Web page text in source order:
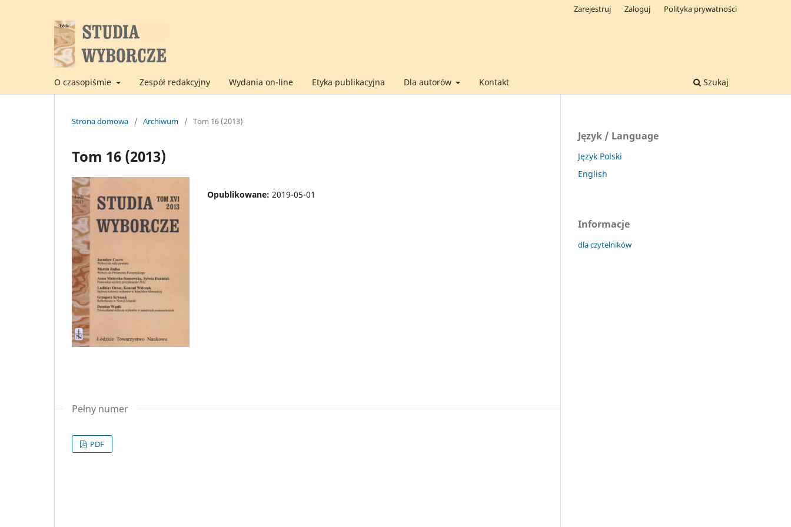
O czasopiśmie Zespół redakcyjny Wydania on-line Etyka publikacyjna Dla autorów Kontakt Szukaj
Zarejestruj Zaloguj Polityka prywatności
Strona domowa / Archiwum / Tom 16 (2013)
Tom 16 (2013)
Opublikowane: 2019-05-01
Pełny numer
PDF
Język / Language
Język Polski
English
Informacje
dla czytelników